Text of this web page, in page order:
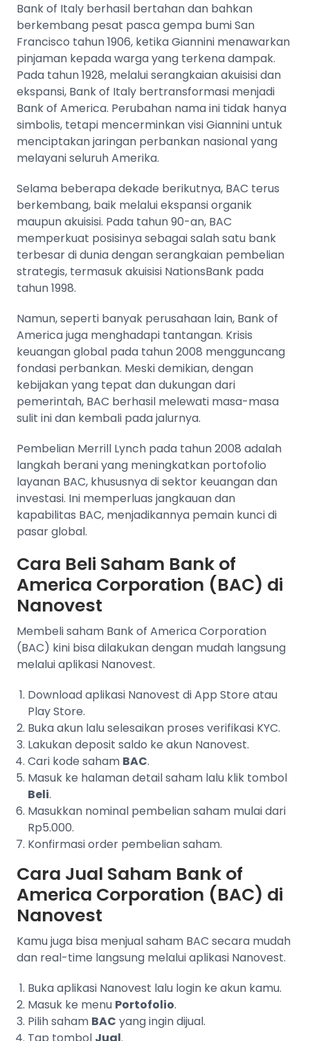
Bank of Italy berhasil bertahan dan bahkan
berkembang pesat pasca gempa bumi San
Francisco tahun 1906, ketika Giannini menawarkan
pinjaman kepada warga yang terkena dampak.
Pada tahun 1928, melalui serangkaian akuisisi dan
ekspansi, Bank of Italy bertransformasi menjadi
Bank of America. Perubahan nama ini tidak hanya
simbolis, tetapi mencerminkan visi Giannini untuk
menciptakan jaringan perbankan nasional yang
melayani seluruh Amerika.
Selama beberapa dekade berikutnya, BAC terus
berkembang, baik melalui ekspansi organik
maupun akuisisi. Pada tahun 90-an, BAC
memperkuat posisinya sebagai salah satu bank
terbesar di dunia dengan serangkaian pembelian
strategis, termasuk akuisisi NationsBank pada
tahun 1998.
Namun, seperti banyak perusahaan lain, Bank of
America juga menghadapi tantangan. Krisis
keuangan global pada tahun 2008 mengguncang
fondasi perbankan. Meski demikian, dengan
kebijakan yang tepat dan dukungan dari
pemerintah, BAC berhasil melewati masa-masa
sulit ini dan kembali pada jalurnya.
Pembelian Merrill Lynch pada tahun 2008 adalah
langkah berani yang meningkatkan portofolio
layanan BAC, khususnya di sektor keuangan dan
investasi. Ini memperluas jangkauan dan
kapabilitas BAC, menjadikannya pemain kunci di
pasar global.
Cara Beli Saham Bank of
America Corporation (BAC) di
Nanovest
Membeli saham Bank of America Corporation
(BAC) kini bisa dilakukan dengan mudah langsung
melalui aplikasi Nanovest.
Download aplikasi Nanovest di App Store atau
Play Store.
Buka akun lalu selesaikan proses verifikasi KYC.
Lakukan deposit saldo ke akun Nanovest.
Cari kode saham BAC.
Masuk ke halaman detail saham lalu klik tombol
Beli.
Masukkan nominal pembelian saham mulai dari
Rp5.000.
Konfirmasi order pembelian saham.
Cara Jual Saham Bank of
America Corporation (BAC) di
Nanovest
Kamu juga bisa menjual saham BAC secara mudah
dan real-time langsung melalui aplikasi Nanovest.
Buka aplikasi Nanovest lalu login ke akun kamu.
Masuk ke menu Portofolio.
Pilih saham BAC yang ingin dijual.